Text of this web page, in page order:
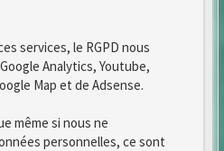
services, le RGPD nous
Analytics, Youtube,
Map et de Adsense.
même si nous ne
personnelles, ce sont